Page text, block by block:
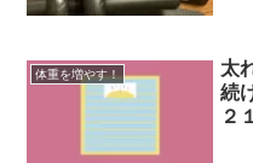
体重を増やす！
太
続
２